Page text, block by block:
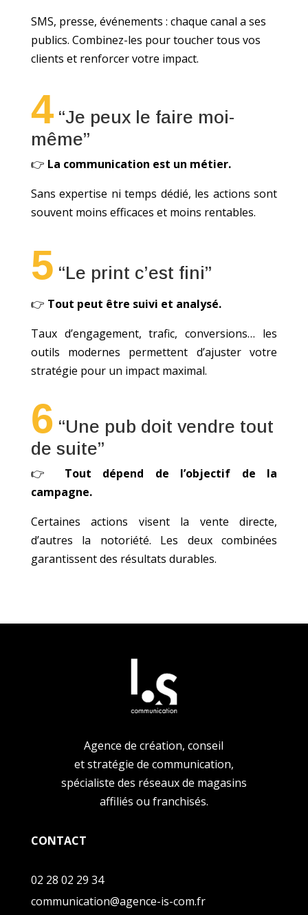
SMS, presse, événements : chaque canal a ses
publics. Combinez-les pour toucher tous vos
clients et renforcer votre impact.
4 “Je peux le faire moi-
même”
👉 La communication est un métier.
Sans expertise ni temps dédié, les actions sont
souvent moins efficaces et moins rentables.
5 “Le print c’est fini”
👉 Tout peut être suivi et analysé.
Taux d’engagement, trafic, conversions… les
outils modernes permettent d’ajuster votre
stratégie pour un impact maximal.
6 “Une pub doit vendre tout
de suite”
👉 Tout dépend de l’objectif de la
campagne.
Certaines actions visent la vente directe,
d’autres la notoriété. Les deux combinées
garantissent des résultats durables.
Agence de création, conseil
et stratégie de communication,
spécialiste des réseaux de magasins
affiliés ou franchisés.
CONTACT
02 28 02 29 34
communication@agence-is-com.fr